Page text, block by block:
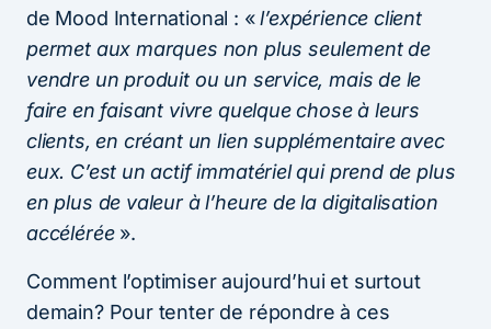
de Mood International : «l’expérience client
permet aux marques non plus seulement de
vendre un produit ou un service, mais de le
faire en faisant vivre quelque chose à leurs
clients, en créant un lien supplémentaire avec
eux. C’est un actif immatériel qui prend de plus
en plus de valeur à l’heure de la digitalisation
accélérée».
Comment l’optimiser aujourd’hui et surtout
demain? Pour tenter de répondre à ces